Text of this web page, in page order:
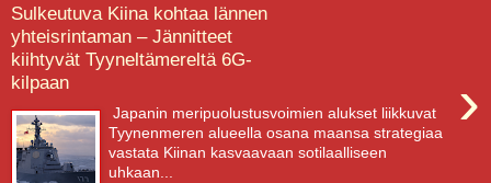
Sulkeutuva Kiina kohtaa lännen
yhteisrintaman – Jännitteet
kiihtyvät Tyyneltämereltä 6G-
kilpaan
›
Japanin meripuolustusvoimien alukset liikkuvat
Tyynenmeren alueella osana maansa strategiaa
vastata Kiinan kasvaavaan sotilaalliseen
uhkaan...